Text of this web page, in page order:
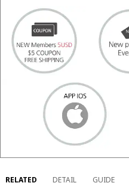
RELATED DETAIL GUIDE